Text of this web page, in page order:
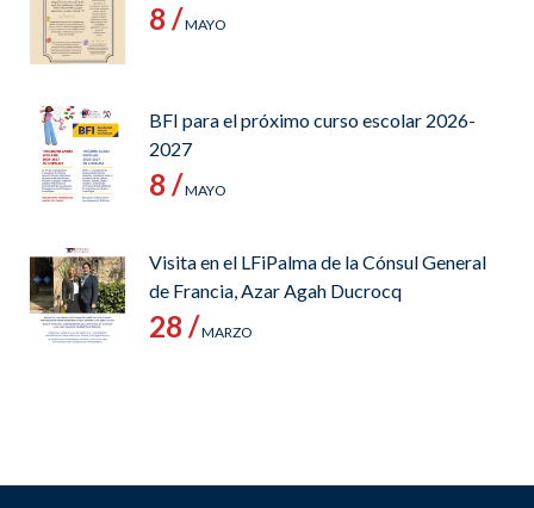
8 /MAYO
BFI para el próximo curso escolar 2026-
2027
8 /MAYO
Visita en el LFiPalma de la Cónsul General
de Francia, Azar Agah Ducrocq
28 /MARZO